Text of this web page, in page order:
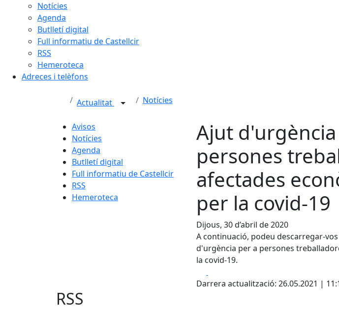
Notícies
Agenda
Butlletí digital
Full informatiu de Castellcir
RSS
Hemeroteca
Adreces i telèfons
Actualitat Notícies
Avisos
Notícies
Agenda
Butlletí digital
Full informatiu de Castellcir
RSS
Hemeroteca
Ajut
persones
afectades
per la covid-19
Dijous, 30 d’abril de 2020
A continuació, podeu descarregar-
d'urgència per a persones
la covid-19.
Darrera actualització: 26.05.2021 |
RSS